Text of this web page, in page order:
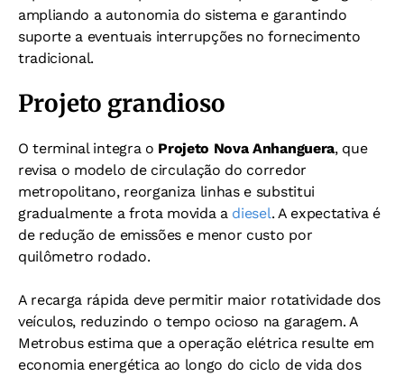
ampliando a autonomia do sistema e garantindo
suporte a eventuais interrupções no fornecimento
tradicional.
Projeto grandioso
O terminal integra o Projeto Nova Anhanguera, que
revisa o modelo de circulação do corredor
metropolitano, reorganiza linhas e substitui
gradualmente a frota movida a diesel. A expectativa é
de redução de emissões e menor custo por
quilômetro rodado.
A recarga rápida deve permitir maior rotatividade dos
veículos, reduzindo o tempo ocioso na garagem. A
Metrobus estima que a operação elétrica resulte em
economia energética ao longo do ciclo de vida dos